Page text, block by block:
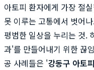
아토피 환자에게 가장 절
못 이루는 고통에서 벗어
평범한 일상을 누리는 것.
과'를 만들어내기 위한 끊
공 사례들은 '강동구 아토